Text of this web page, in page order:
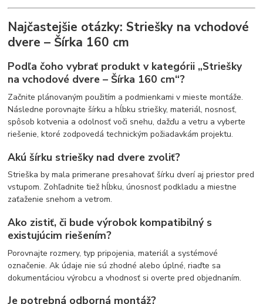
Najčastejšie otázky: Striešky na vchodové
dvere – Šírka 160 cm
Podľa čoho vybrať produkt v kategórii „Striešky
na vchodové dvere – Šírka 160 cm“?
Začnite plánovaným použitím a podmienkami v mieste montáže.
Následne porovnajte šírku a hĺbku striešky, materiál, nosnosť,
spôsob kotvenia a odolnosť voči snehu, dažďu a vetru a vyberte
riešenie, ktoré zodpovedá technickým požiadavkám projektu.
Akú šírku striešky nad dvere zvoliť?
Strieška by mala primerane presahovať šírku dverí aj priestor pred
vstupom. Zohľadnite tiež hĺbku, únosnosť podkladu a miestne
zaťaženie snehom a vetrom.
Ako zistiť, či bude výrobok kompatibilný s
existujúcim riešením?
Porovnajte rozmery, typ pripojenia, materiál a systémové
označenie. Ak údaje nie sú zhodné alebo úplné, riaďte sa
dokumentáciou výrobcu a vhodnosť si overte pred objednaním.
Je potrebná odborná montáž?